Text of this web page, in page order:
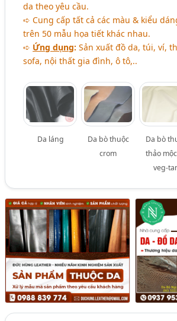
da theo yêu cầu.
➪ Cung cấp tất cả các màu & kiểu
trên 50 mẫu họa tiết khác nhau.
➪ Ứng dụng: Sản xuất đồ da, túi, ví,
sofa, nội thất gia đình, ô tô,..
Da láng
Da bò thuộc
crom
Da bò
thảo
veg-